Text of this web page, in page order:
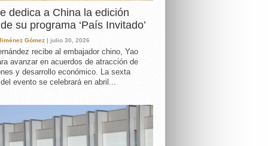
dedica a China la edición
su programa ‘País Invitado’
Gómez | julio 30, 2026
recibe al embajador chino, Yao
avanzar en acuerdos de atracción de
y desarrollo económico. La sexta
evento se celebrará en abril...